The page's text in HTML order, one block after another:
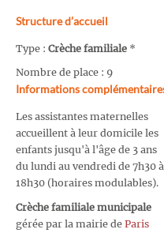
Structure d’accueil
Type : Crèche familiale *
Nombre de place : 9
Informations
Les assistantes maternelles
accueillent à leur domicile les
enfants jusqu'à l'âge de 3 ans
du lundi au vendredi de 7h30 à
18h30 (horaires modulables).
Crèche familiale municipale
gérée par la mairie de Paris